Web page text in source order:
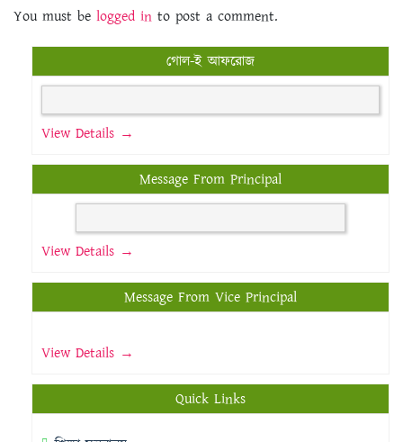
You must be logged in to post a comment.
গোল-ই আফরোজ
View Details →
Message From Principal
View Details →
Message From Vice Principal
View Details →
Quick Links